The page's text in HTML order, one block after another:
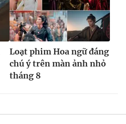
Loạt phim Hoa ngữ đáng
chú ý trên màn ảnh nhỏ
tháng 8